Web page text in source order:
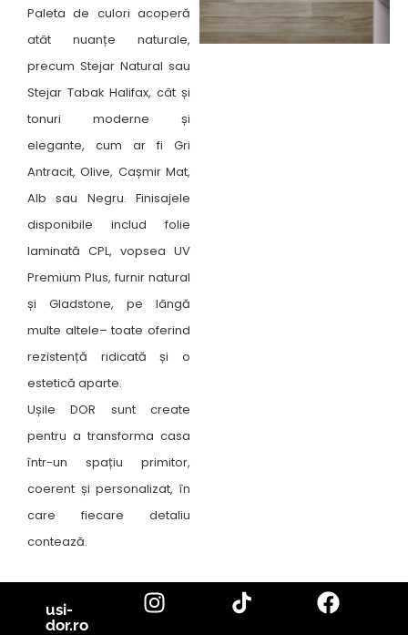
Paleta de culori acoperă
atât nuanțe naturale,
precum Stejar Natural sau
Stejar Tabak Halifax, cât și
tonuri moderne și
elegante, cum ar fi Gri
Antracit, Olive, Cașmir Mat,
Alb sau Negru. Finisajele
disponibile includ folie
laminată CPL, vopsea UV
Premium Plus, furnir natural
și Gladstone, pe lângă
multe altele– toate oferind
rezistență ridicată și o
estetică aparte.
Ușile DOR sunt create
pentru a transforma casa
într-un spațiu primitor,
coerent și personalizat, în
care fiecare detaliu
contează.
usi-
dor.ro